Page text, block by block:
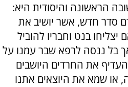
הראשונה והיסודית היא:
סדר חדש, אשר יושיב את
בנט וחבריו להוביל
בל ננסה לרפא שבר עמנו על
את החרדים היושבים
או שמא את היוצאים אתנו